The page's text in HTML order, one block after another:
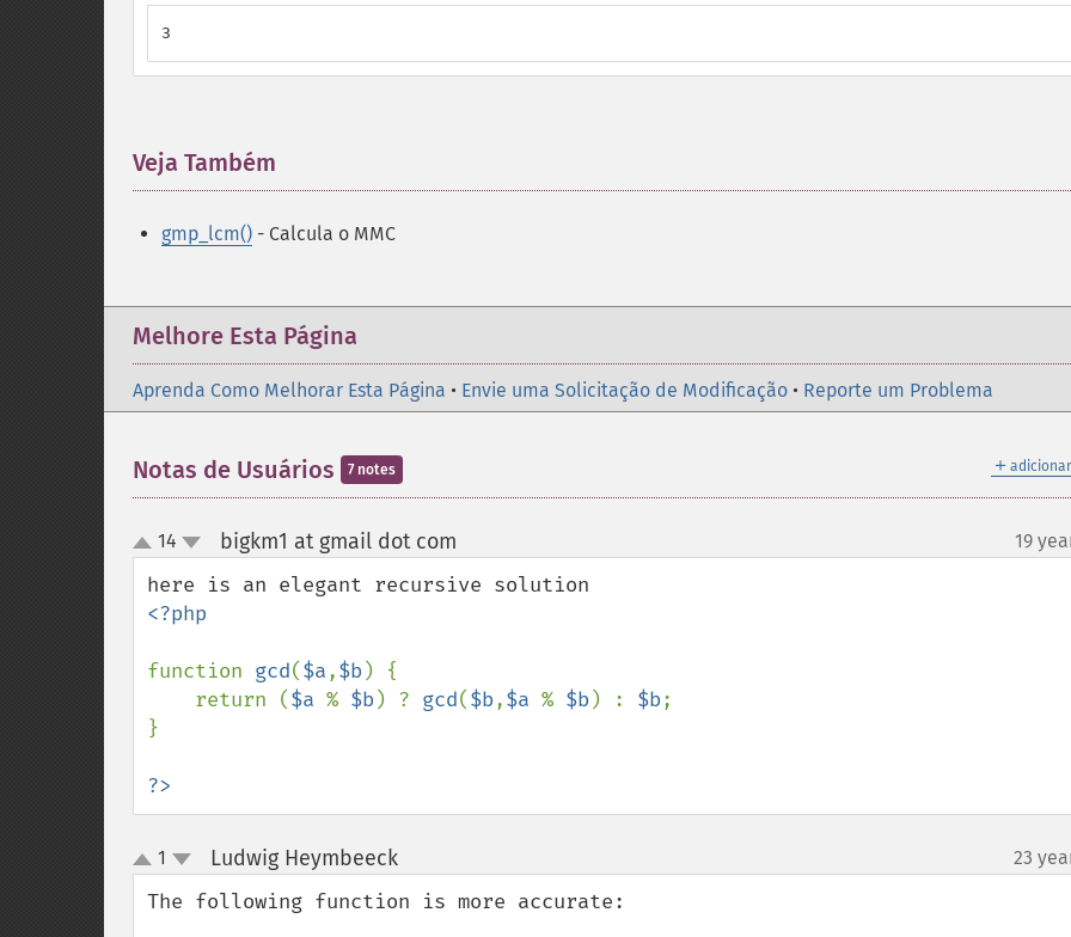
3
Veja Também
gmp_lcm() - Calcula o MMC
Melhore Esta Página
Aprenda Como Melhorar Esta Página • Envie uma Solicitação de Modificação • Reporte um Problema
＋
Notas de Usuários 7 notes
up
down
14 bigkm1 at gmail dot com 19
<?php
function gcd($a,$b) {
    return (
$a % $b) ? gcd($b,$a % $b) : $b;
}
?>
up
down
1 Ludwig Heymbeeck¶ 23
The following function is more accurate: